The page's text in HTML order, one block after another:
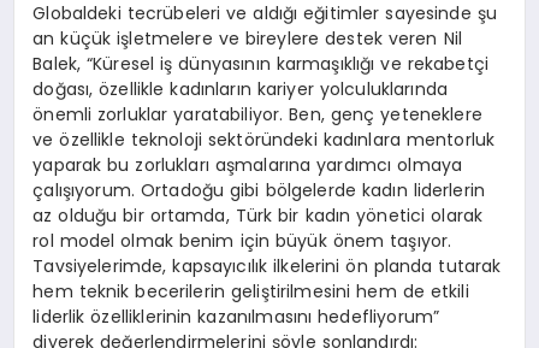
Globaldeki tecrübeleri ve aldığı eğitimler sayesinde şu
an küçük işletmelere ve bireylere destek veren Nil
Balek, “Küresel iş dünyasının karmaşıklığı ve rekabetçi
doğası, özellikle kadınların kariyer yolculuklarında
önemli zorluklar yaratabiliyor. Ben, genç yeteneklere
ve özellikle teknoloji sektöründeki kadınlara mentorluk
yaparak bu zorlukları aşmalarına yardımcı olmaya
çalışıyorum. Ortadoğu gibi bölgelerde kadın liderlerin
az olduğu bir ortamda, Türk bir kadın yönetici olarak
rol model olmak benim için büyük önem taşıyor.
Tavsiyelerimde, kapsayıcılık ilkelerini ön planda tutarak
hem teknik becerilerin geliştirilmesini hem de etkili
liderlik özelliklerinin kazanılmasını hedefliyorum”
diyerek değerlendirmelerini şöyle sonlandırdı: